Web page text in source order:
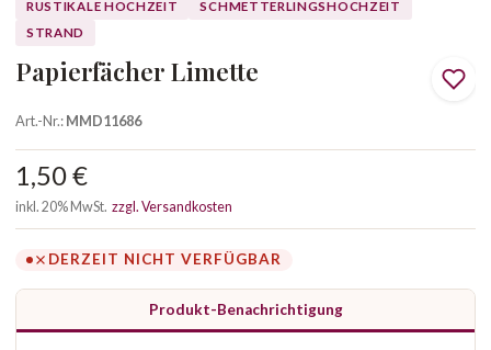
RUSTIKALE HOCHZEIT
SCHMETTERLINGSHOCHZEIT
STRAND
Papierfächer Limette
Art.-Nr.:MMD11686
1,50 €
inkl. 20% MwSt. zzgl. Versandkosten
DERZEIT NICHT VERFÜGBAR
Produkt-Benachrichtigung